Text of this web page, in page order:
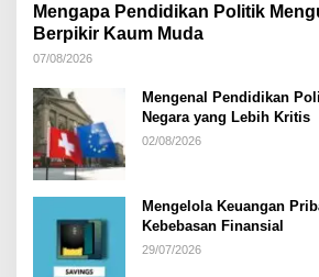
Mengapa Pendidikan Politik
Berpikir Kaum Muda
07/08/2026
Mengenal Pendidikan
Negara yang Lebih Kritis
02/08/2026
Mengelola Keuangan
Kebebasan Finansial
29/07/2026